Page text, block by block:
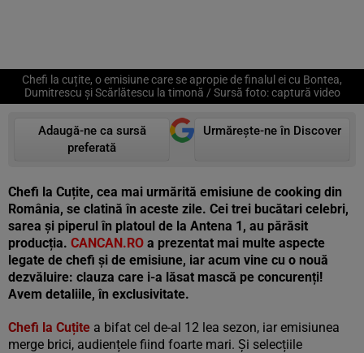
Chefi la cuțite, o emisiune care se apropie de finalul ei cu Bontea,
Dumitrescu și Scărlătescu la timonă / Sursă foto: captură video
Adaugă-ne ca sursă
preferată
Urmărește-ne în Discover
Chefi la Cuțite, cea mai urmărită emisiune de cooking din
România, se clatină în aceste zile. Cei trei bucătari celebri,
sarea și piperul în platoul de la Antena 1, au părăsit
producția. CANCAN.RO a prezentat mai multe aspecte
legate de chefi și de emisiune, iar acum vine cu o nouă
dezvăluire: clauza care i-a lăsat mască pe concurenți!
Avem detaliile, în exclusivitate.
Chefi la Cuțite a bifat cel de-al 12 lea sezon, iar emisiunea
merge brici, audiențele fiind foarte mari. Și selecțiile